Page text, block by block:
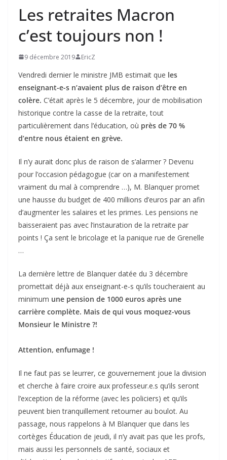
Les retraites Macron
c’est toujours non !
9 décembre 2019 EricZ
Vendredi dernier le ministre JMB estimait que les
enseignant-e-s n’avaient plus de raison d’être en
colère. C’était après le 5 décembre, jour de mobilisation
historique contre la casse de la retraite, tout
particulièrement dans l’éducation, où près de 70 %
d’entre nous étaient en grève.
Il n’y aurait donc plus de raison de s’alarmer ? Devenu
pour l’occasion pédagogue (car on a manifestement
vraiment du mal à comprendre …), M. Blanquer promet
une hausse du budget de 400 millions d’euros par an afin
d’augmenter les salaires et les primes. Les pensions ne
baisseraient pas avec l’instauration de la retraite par
points ! Ça sent le bricolage et la panique rue de Grenelle
…
La dernière lettre de Blanquer datée du 3 décembre
promettait déjà aux enseignant-e-s qu’ils toucheraient au
minimum une pension de 1000 euros après une
carrière complète. Mais de qui vous moquez-vous
Monsieur le Ministre ?!
Attention, enfumage !
Il ne faut pas se leurrer, ce gouvernement joue la division
et cherche à faire croire aux professeur.e.s qu’ils seront
l’exception de la réforme (avec les policiers) et qu’ils
peuvent bien tranquillement retourner au boulot. Au
passage, nous rappelons à M Blanquer que dans les
cortèges Éducation de jeudi, il n’y avait pas que les profs,
mais aussi les personnels de santé, sociaux et